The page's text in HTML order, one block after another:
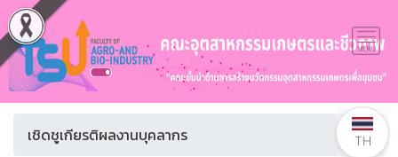
เชิดชูเกียรติผลงานบุคลากร TH